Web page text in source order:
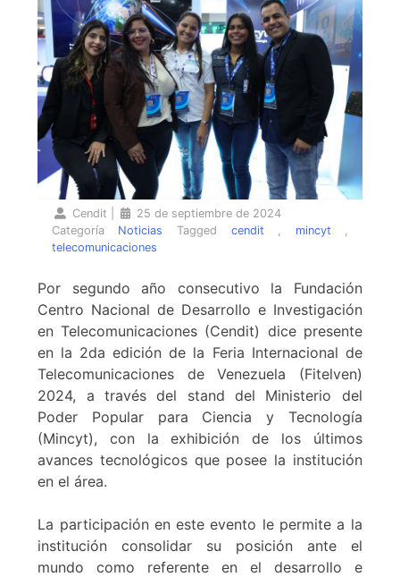
Cendit
25 de septiembre de 2024
Categoría Noticias Tagged cendit mincyt
telecomunicaciones
Por segundo año consecutivo la Fundación
Centro Nacional de Desarrollo e Investigación
en Telecomunicaciones (Cendit) dice presente
en la 2da edición de la Feria Internacional de
Telecomunicaciones de Venezuela (Fitelven)
2024, a través del stand del Ministerio del
Poder Popular para Ciencia y Tecnología
(Mincyt), con la exhibición de los últimos
avances tecnológicos que posee la institución
en el área.
La participación en este evento le permite a la
institución consolidar su posición ante el
mundo como referente en el desarrollo e